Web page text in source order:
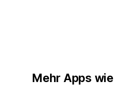
Mehr Apps